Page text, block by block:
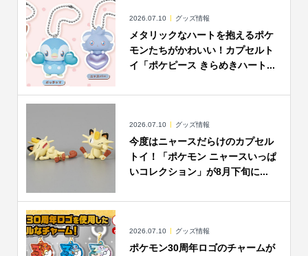
2026.07.10 グッズ情報
メタリックなハートを抱えるポケ
モンたちがかわいい！カプセルト
イ「ポケピース きらめきハート...
2026.07.10 グッズ情報
今度はニャースだらけのカプセル
トイ！「ポケモン ニャースいっぱ
いコレクション」が8月下旬に...
2026.07.10 グッズ情報
ポケモン30周年ロゴのチャームが